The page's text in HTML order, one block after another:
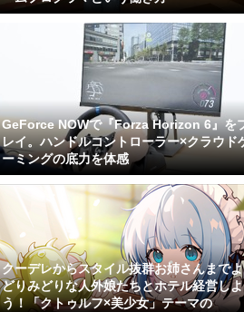
GeForce NOWで『Forza Horizon 6』を
レイ。ハンドルコントローラー×クラウド
ーミングの底力を体感
クーデレからスタイル抜群お姉さんまでよ
どりみどりな人外娘たちとホテル経営しよ
う！「クトゥルフ×美少女」テーマの